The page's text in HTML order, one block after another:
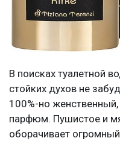
В поисках туалетной
стойких духов не
100%-но
парфюм. Пушистое и
оборачивает